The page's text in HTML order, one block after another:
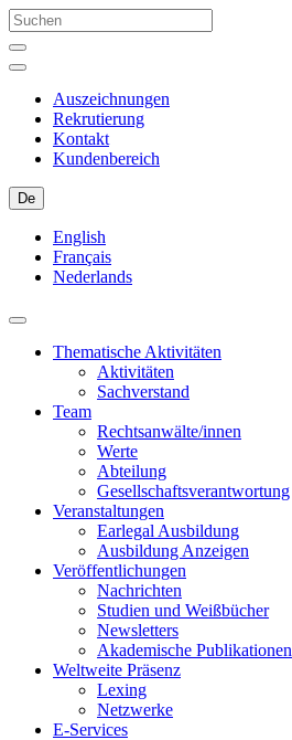
Auszeichnungen
Rekrutierung
Kontakt
Kundenbereich
De
English
Français
Nederlands
Thematische Aktivitäten
Aktivitäten
Sachverstand
Team
Rechtsanwälte/innen
Werte
Abteilung
Gesellschaftsverantwortung
Veranstaltungen
Earlegal Ausbildung
Ausbildung Anzeigen
Veröffentlichungen
Nachrichten
Studien und Weißbücher
Newsletters
Akademische Publikationen
Weltweite Präsenz
Lexing
Netzwerke
E-Services